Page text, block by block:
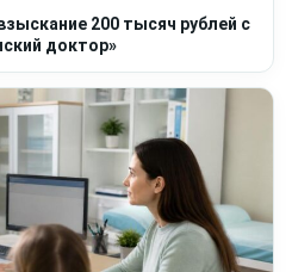
200 тысяч рублей с
доктор»